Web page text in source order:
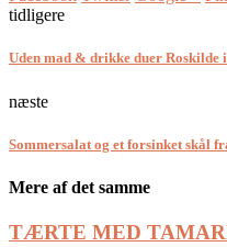
tidligere
Uden mad & drikke duer
næste
Sommersalat og et forsinket skål
Mere af det samme
TÆRTE MED